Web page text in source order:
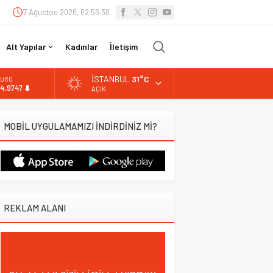
7 Ağustos 2026, 02:56:31
Alt Yapılar Kadınlar İletişim
47,5921
EURO
İSTANBUL 31°C
AÇIK
MOBİL UYGULAMAMIZI İNDİRDİNİZ Mİ?
REKLAM ALANI